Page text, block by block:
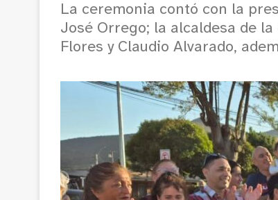
La ceremonia contó con la
José Orrego; la alcaldesa de
Flores y Claudio Alvarado,